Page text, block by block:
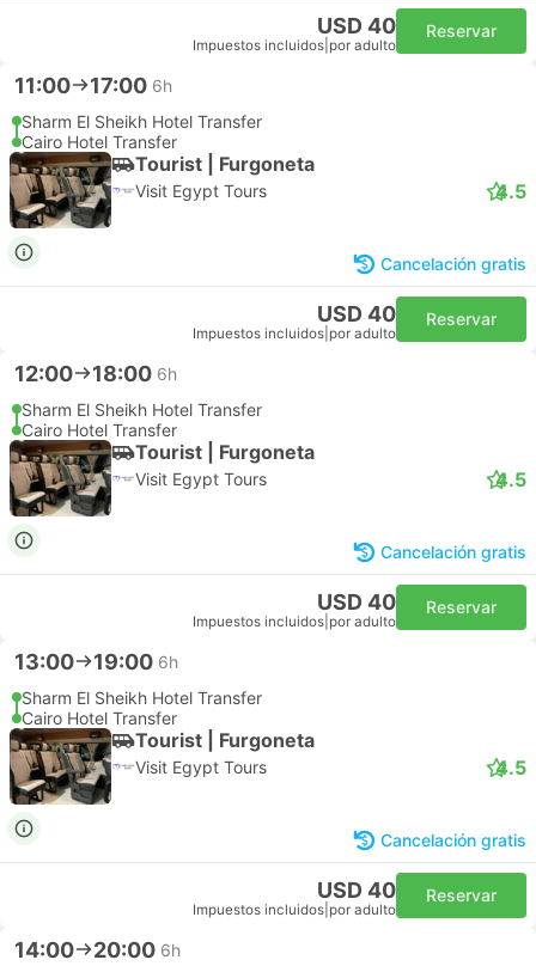
USD 40
Impuestos incluidos por adulto
Reservar
11:00 17:00 6h
Sharm El Sheikh Hotel Transfer
Cairo Hotel Transfer
Tourist | Furgoneta
Visit Egypt Tours 4.5
Cancelación gratis
USD 40
Impuestos incluidos por adulto
Reservar
12:00 18:00 6h
Sharm El Sheikh Hotel Transfer
Cairo Hotel Transfer
Tourist | Furgoneta
Visit Egypt Tours 4.5
Cancelación gratis
USD 40
Impuestos incluidos por adulto
Reservar
13:00 19:00 6h
Sharm El Sheikh Hotel Transfer
Cairo Hotel Transfer
Tourist | Furgoneta
Visit Egypt Tours 4.5
Cancelación gratis
USD 40
Impuestos incluidos por adulto
Reservar
14:00 20:00 6h